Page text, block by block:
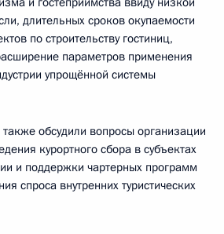
длительных сроков окупаемости
по строительству гостиниц,
параметров применения
упрощённой системы
обсудили вопросы организации
курортного сбора в субъектах
и поддержки чартерных программ
спроса внутренних туристических